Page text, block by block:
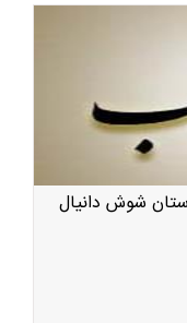
شوش دانیال